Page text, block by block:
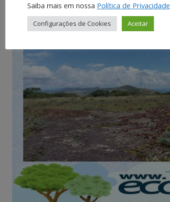
Saiba mais em nossa Política de Privacidade
Configurações de Cookies Aceitar